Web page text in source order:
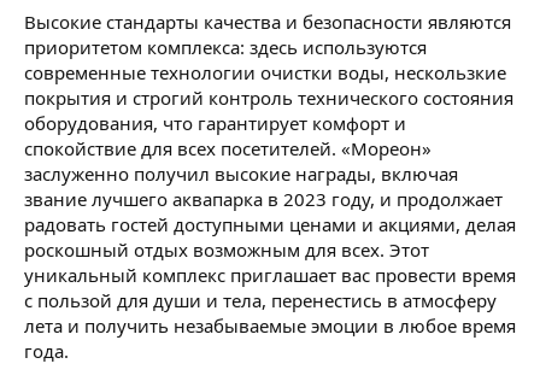
Высокие стандарты качества и безопасности являются
приоритетом комплекса: здесь используются
современные технологии очистки воды, нескользкие
покрытия и строгий контроль технического состояния
оборудования, что гарантирует комфорт и
спокойствие для всех посетителей. «Мореон»
заслуженно получил высокие награды, включая
звание лучшего аквапарка в 2023 году, и продолжает
радовать гостей доступными ценами и акциями, делая
роскошный отдых возможным для всех. Этот
уникальный комплекс приглашает вас провести время
с пользой для души и тела, перенестись в атмосферу
лета и получить незабываемые эмоции в любое время
года.